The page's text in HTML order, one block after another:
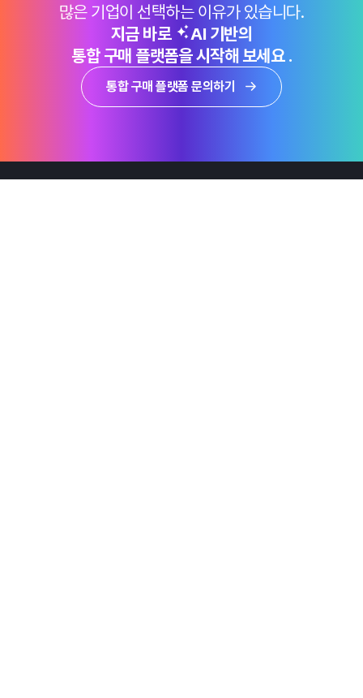
많은 기업이 선택하는 이유가 있습니다.
지금 바로
AI 기반의
통합 구매 플랫폼을 시작해 보세요 .
통합 구매 플랫폼 문의하기